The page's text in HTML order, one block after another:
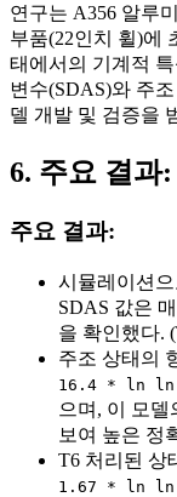
연구는 A356 알루
부품(22인치 휠)에
태에서의 기계적
변수(SDAS)와 주
델 개발 및 검증을
6. 주요 결과:
주요 결과:
시뮬레이션
SDAS 값은
을 확인했다.
주조 상태의
16.4 * ln ln
으며, 이 모델
보여 높은 정
T6 처리된 상
1.67 * ln ln